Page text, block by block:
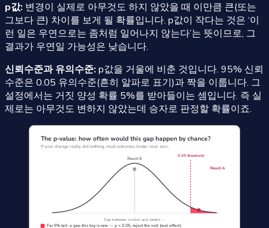
p값: 변경이 실제로 아무것도 하지 않았을 때 이만큼 큰(또는
그보다 큰) 차이를 보게 될 확률입니다. p값이 작다는 것은 ‘이
런 일은 우연으로는 좀처럼 일어나지 않는다’는 뜻이므로, 그
결과가 우연일 가능성은 낮습니다.
신뢰수준과 유의수준: p값을 거울에 비춘 것입니다. 95% 신뢰
수준은 0.05 유의수준(흔히 알파로 표기)과 짝을 이룹니다. 그
설정에서는 거짓 양성 확률 5%를 받아들이는 셈입니다. 즉 실
제로는 아무것도 변하지 않았는데 승자로 판정할 확률이죠.